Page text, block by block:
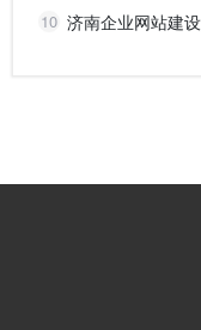
10 济南企业网站建